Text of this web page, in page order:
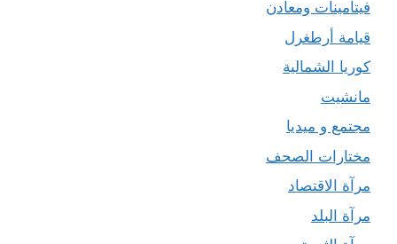
فيتامينات ومعادن
قيامة أرطغرل
كوريا الشمالية
مانشيت
مجتمع و ميديا
مختارات الصحف
مرآة الاقتصاد
مرآة البلد